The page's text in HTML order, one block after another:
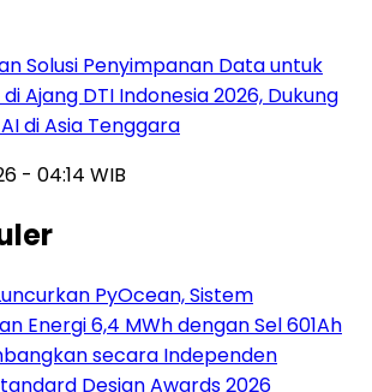
Solusi Penyimpanan Data untuk
Ajang DTI Indonesia 2026, Dukung
di Asia Tenggara
- 04:14 WIB
PyOcean, Sistem
Energi 6,4 MWh dengan Sel 601Ah
secara Independen
Design Awards 2026